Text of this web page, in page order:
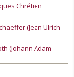
Chrétien
(Jean Ulrich
(Johann Adam